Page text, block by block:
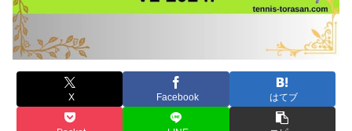
X Facebook はてブ